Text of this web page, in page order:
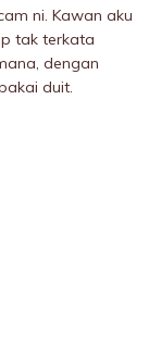
ni. Kawan aku
tak terkata
dengan
duit.